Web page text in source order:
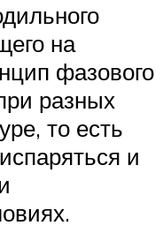
на
фазового
разных
то есть
и